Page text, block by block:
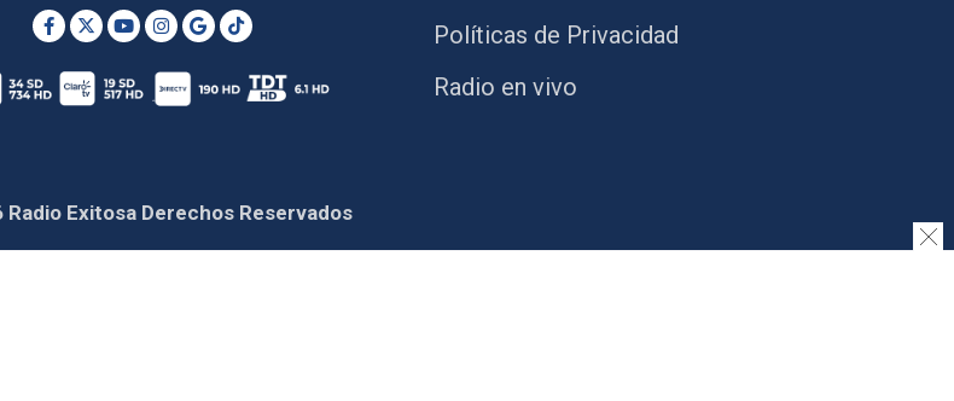
Políticas de Privacidad
Radio en vivo
Radio Exitosa Derechos Reservados